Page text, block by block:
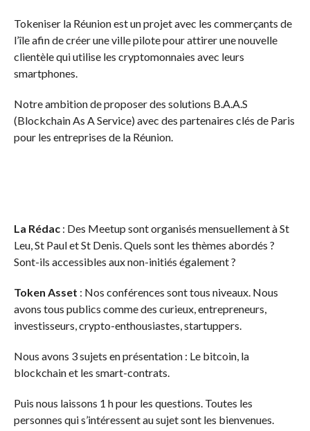
Tokeniser la Réunion est un projet avec les commerçants de
l’île afin de créer une ville pilote pour attirer une nouvelle
clientèle qui utilise les cryptomonnaies avec leurs
smartphones.
Notre ambition de proposer des solutions B.A.A.S
(Blockchain As A Service) avec des partenaires clés de Paris
pour les entreprises de la Réunion.
La Rédac: Des Meetup sont organisés mensuellement à St
Leu, St Paul et St Denis. Quels sont les thèmes abordés ?
Sont-ils accessibles aux non-initiés également ?
Token Asset : Nos conférences sont tous niveaux. Nous
avons tous publics comme des curieux, entrepreneurs,
investisseurs, crypto-enthousiastes, startuppers.
Nous avons 3 sujets en présentation : Le bitcoin, la
blockchain et les smart-contrats.
Puis nous laissons 1 h pour les questions. Toutes les
personnes qui s’intéressent au sujet sont les bienvenues.